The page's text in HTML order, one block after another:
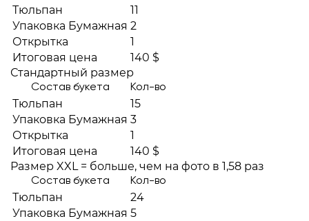
Тюльпан
11
Упаковка Бумажная 2
Открытка
1
Итоговая цена
140 $
Стандартный размер
Состав букета Кол-во
Тюльпан
15
Упаковка Бумажная 3
Открытка
1
Итоговая цена
140 $
Размер XXL = больше, чем на фото в 1,58 раз
Состав букета Кол-во
Тюльпан
24
Упаковка Бумажная 5